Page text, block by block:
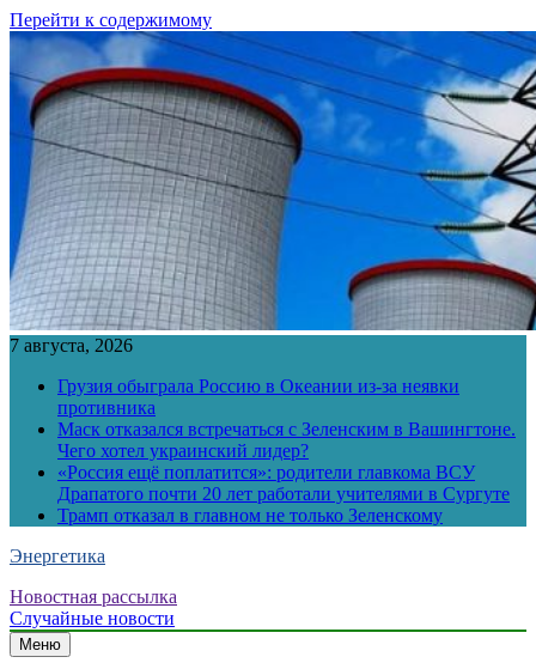
Перейти к содержимому
7 августа, 2026
Грузия обыграла Россию в Океании из-за неявки
противника
Маск отказался встречаться с Зеленским в Вашингтоне.
Чего хотел украинский лидер?
«Россия ещё поплатится»: родители главкома ВСУ
Драпатого почти 20 лет работали учителями в Сургуте
Трамп отказал в главном не только Зеленскому
Энергетика
Новостная рассылка
Случайные новости
Меню